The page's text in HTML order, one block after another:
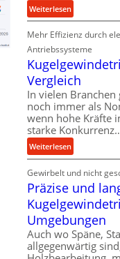
k
t
i
o
n
i
n
d
e
n
M
i
t
e
l
s
t
a
Weiterlesen:
K
o
m
p
a
k
t
e
U
l
t
s
c
h
a
l
Mehr Effizienz durch
Antriebssysteme
Vergleich
In vielen
noch immer als
wenn hohe Kräfte
starke
Weiterlesen:
K
u
g
l
g
e
w
Gewirbelt und nicht
Präzise und
Umgebungen
Auch wo Späne,
allgegenwärtig